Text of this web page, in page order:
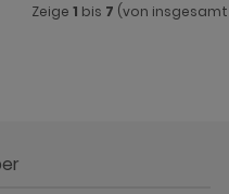
Zeige 1 bis 7 (von insgesamt